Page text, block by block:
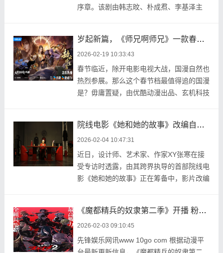
序章。该剧由韩志旼、朴成焄、李基泽主
岁起新篇，《师兄啊师兄》一款春节必备“全家欢”国漫！
2026-02-19 10:33:43
春节临近，除开电影电视大战，国漫自然也
热烈参展。那么这个春节档最值得追的国漫
是？毋庸置疑，由优酷动漫出品、玄机科技
院线电影《她和她的故事》改编自同名小说正式筹备
2026-02-04 10:47:31
近日，设计师、艺术家、作家XY张寒在接
受专访时透露，由其跨界执导的首部院线电
影《她和她的故事》正在筹备中，影片改编
《魔都精兵的奴隶第二季》开播 粉丝热议
2026-02-03 09:10:45
先锋娱乐网讯www 10go com 根据动漫平